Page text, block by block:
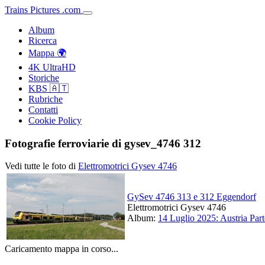
Trains Pictures .com
Album
Ricerca
Mappa 🌍
4K UltraHD
Storiche
KBS 🇦🇹
Rubriche
Contatti
Cookie Policy
Fotografie ferroviarie di gysev_4746 312
Vedi tutte le foto di Elettromotrici Gysev 4746
GySev 4746 313 e 312 Eggendorf
Elettromotrici Gysev 4746
Album: 14 Luglio 2025: Austria
Caricamento mappa in corso...